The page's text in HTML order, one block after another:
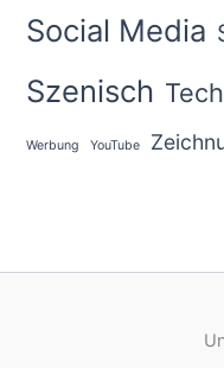
Social Media
Szenisch
Werbung YouTube